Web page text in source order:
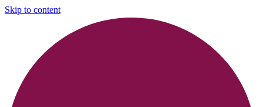
Skip to content